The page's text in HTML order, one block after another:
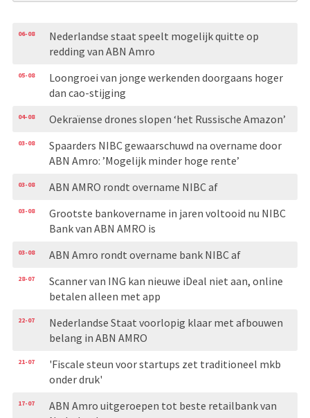
06-08
Nederlandse staat speelt mogelijk quitte op
redding van ABN Amro
05-08
Loongroei van jonge werkenden doorgaans hoger
dan cao-stijging
04-08 Oekraïense drones slopen ‘het Russische Amazon’
03-08
Spaarders NIBC gewaarschuwd na overname door
ABN Amro: ’Mogelijk minder hoge rente’
03-08 ABN AMRO rondt overname NIBC af
03-08
Grootste bankovername in jaren voltooid nu NIBC
Bank van ABN AMRO is
03-08 ABN Amro rondt overname bank NIBC af
28-07
Scanner van ING kan nieuwe iDeal niet aan, online
betalen alleen met app
22-07
Nederlandse Staat voorlopig klaar met afbouwen
belang in ABN AMRO
21-07
'Fiscale steun voor startups zet traditioneel mkb
onder druk'
17-07
ABN Amro uitgeroepen tot beste retailbank van